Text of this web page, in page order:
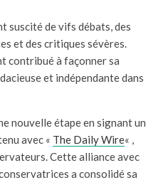
suscité de vifs débats, des
et des critiques sévères.
contribué à façonner sa
et indépendante dans
nouvelle étape en signant un
avec « The Daily Wire« ,
Cette alliance avec
a consolidé sa